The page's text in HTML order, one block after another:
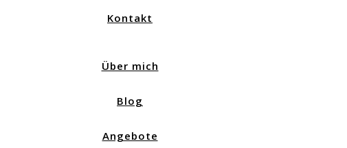
Kontakt
Über mich
Blog
Angebote